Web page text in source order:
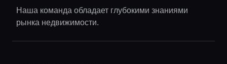
Главная
Локации
Наша команда обладает глубокими знаниями
рынка недвижимости.